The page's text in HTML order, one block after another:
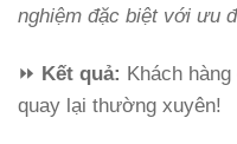
nghiệm đặc biệt với ưu
⏩ Kết quả: Khách
quay lại thường xuyên!